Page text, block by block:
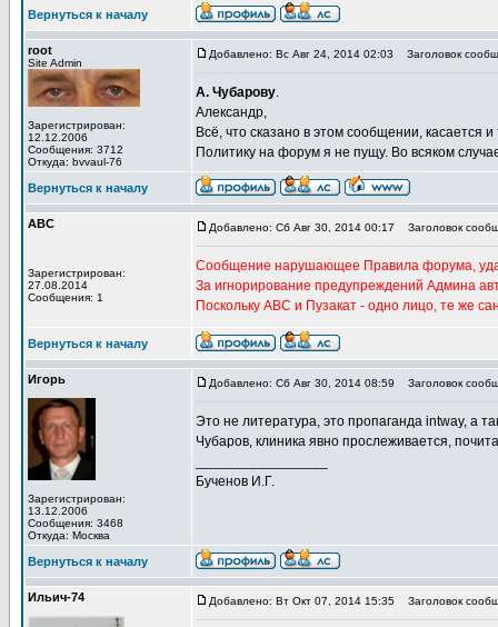
Вернуться к началу
root
Site Admin
Зарегистрирован:
12.12.2006
Сообщения: 3712
Откуда: bvvaul-76
Добавлено: Вс Авг 24, 2014 02:03 Заголовок
А. Чубарову.
Александр,
Всё, что сказано в этом сообщении, касается
Политику на форум я не пущу. Во всяком
Вернуться к началу
АВС
Зарегистрирован:
27.08.2014
Сообщения: 1
Добавлено: Сб Авг 30, 2014 00:17 Заголовок
Сообщение нарушающее Правила форума,
За игнорирование предупреждений Админа
Поскольку АВС и Пузакат - одно лицо, те же
Вернуться к началу
Игорь
Зарегистрирован:
13.12.2006
Сообщения: 3468
Откуда: Москва
Добавлено: Сб Авг 30, 2014 08:59 Заголовок
Это не литература, это пропаганда intway, a
Чубаров, клиника явно прослеживается,
Бученов И.Г.
Вернуться к началу
Ильич-74 Добавлено: Вт Окт 07, 2014 15:35 Заголовок